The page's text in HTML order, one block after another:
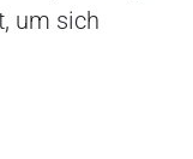
um sich